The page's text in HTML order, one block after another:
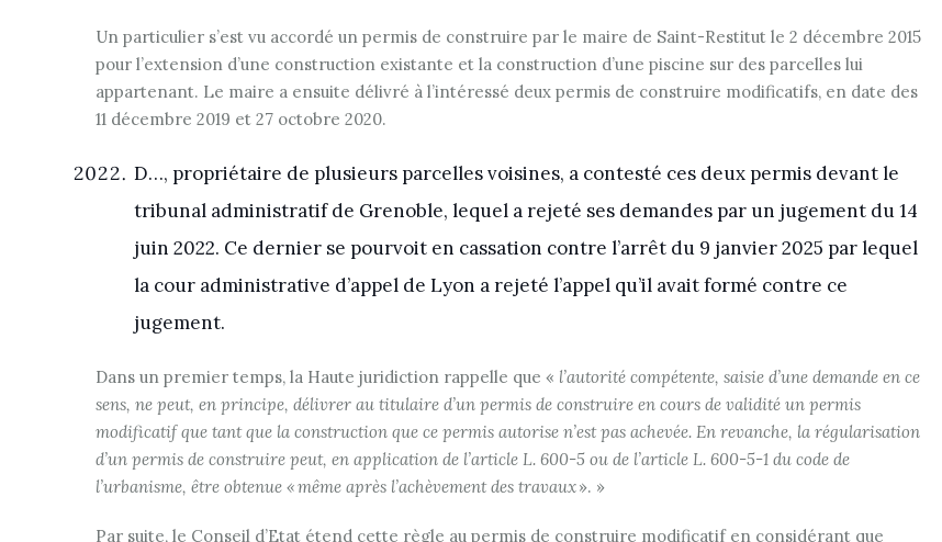
Un particulier s’est vu accordé un permis de construire par le maire de Saint-Restitut le 2 décembre 2015
pour l’extension d’une construction existante et la construction d’une piscine sur des parcelles lui
appartenant. Le maire a ensuite délivré à l’intéressé deux permis de construire modificatifs, en date des
11 décembre 2019 et 27 octobre 2020.
D…, propriétaire de plusieurs parcelles voisines, a contesté ces deux permis devant le
tribunal administratif de Grenoble, lequel a rejeté ses demandes par un jugement du 14
juin 2022. Ce dernier se pourvoit en cassation contre l’arrêt du 9 janvier 2025 par lequel
la cour administrative d’appel de Lyon a rejeté l’appel qu’il avait formé contre ce
jugement.
Dans un premier temps, la Haute juridiction rappelle que « l’autorité compétente, saisie d’une demande en ce
sens, ne peut, en principe, délivrer au titulaire d’un permis de construire en cours de validité un permis
modificatif que tant que la construction que ce permis autorise n’est pas achevée. En revanche, la régularisation
d’un permis de construire peut, en application de l’article L. 600-5 ou de l’article L. 600-5-1 du code de
l’urbanisme, être obtenue « même après l’achèvement des travaux». »
Par suite, le Conseil d’Etat étend cette règle au permis de construire modificatif en considérant que